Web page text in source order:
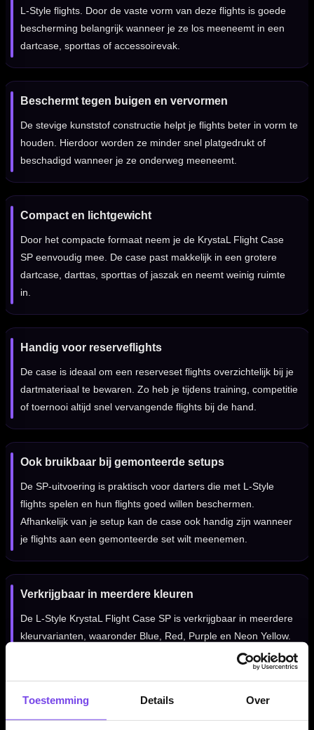
Toestemming Details Over
L-Style flights. Door de vaste vorm van deze flights is goede
bescherming belangrijk wanneer je ze los meeneemt in een
dartcase, sporttas of accessoirevak.
Beschermt tegen buigen en vervormen
De stevige kunststof constructie helpt je flights beter in vorm te
houden. Hierdoor worden ze minder snel platgedrukt of
beschadigd wanneer je ze onderweg meeneemt.
Compact en lichtgewicht
Door het compacte formaat neem je de KrystaL Flight Case
SP eenvoudig mee. De case past makkelijk in een grotere
dartcase, darttas, sporttas of jaszak en neemt weinig ruimte
in.
Handig voor reserveflights
De case is ideaal om een reserveset flights overzichtelijk bij je
dartmateriaal te bewaren. Zo heb je tijdens training, competitie
of toernooi altijd snel vervangende flights bij de hand.
Ook bruikbaar bij gemonteerde setups
De SP-uitvoering is praktisch voor darters die met L-Style
flights spelen en hun flights goed willen beschermen.
Afhankelijk van je setup kan de case ook handig zijn wanneer
je flights aan een gemonteerde set wilt meenemen.
Verkrijgbaar in meerdere kleuren
De L-Style KrystaL Flight Case SP is verkrijgbaar in meerdere
kleurvarianten, waaronder Blue, Red, Purple en Neon Yellow.
Zo kun je een uitvoering kiezen die past bij je dartset of